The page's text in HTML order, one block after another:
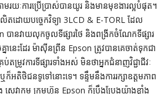
រយៈការប្រើប្រាស់បានយូរ និងមានមុខងារល្អបំផុត។
ដោយបច្ចេកវិទ្យា 3LCD & E-TORL ដែល
បានវាយលុកចូលទីផ្សារថៃ និងពង្រីកចំណែកទីផ្សារ
នេះដែរ ម៉ាស៊ីនព្រីន Epson ត្រូវបានគេចាត់ទុកជា
រូវការទីផ្សារទាំងអស់ មិនថាអ្នកជំនាញវិជ្ជាជីវៈ
ថិជនទូទៅនោះទេ។ ទន្ទឹមនឹងការរក្សាឧត្តមភាព
វាកម្ម ក្រុមហ៊ុន Epson ក៏ប្រឹងប្រែងយ៉ាងខ្លាំង